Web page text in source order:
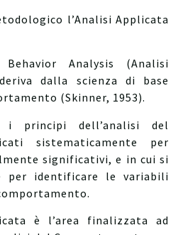
l’Analisi Applicata
Analysis (Analisi
dalla scienza di base
(Skinner, 1953).
principi dell’analisi del
sistematicamente per
significativi, e in cui si
per identificare le variabili
è l’area finalizzata ad